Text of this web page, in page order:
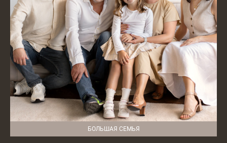
БОЛЬШАЯ СЕМЬЯ